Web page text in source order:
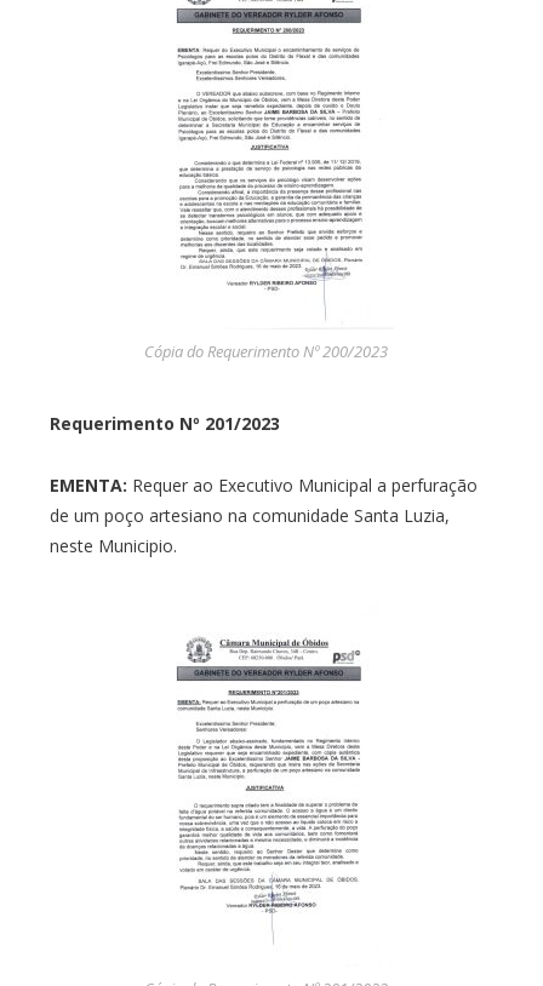
Cópia do Requerimento Nº 200/2023
Requerimento Nº 201/2023
EMENTA: Requer ao Executivo Municipal a perfuração
de um poço artesiano na comunidade Santa Luzia,
neste Municipio.